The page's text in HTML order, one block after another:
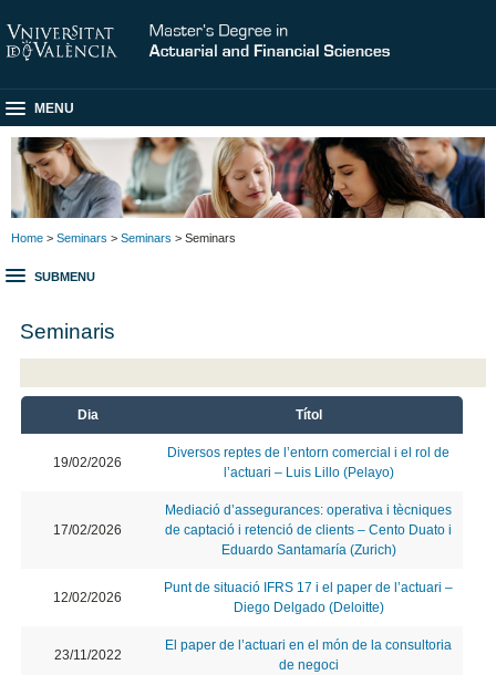
MENU
Home > Seminars > Seminars > Seminars
SUBMENU
Seminaris
Dia Títol
19/02/2026
Diversos reptes de l’entorn comercial i el rol de
l’actuari – Luis Lillo (Pelayo)
17/02/2026
Mediació d’assegurances: operativa i tècniques
de captació i retenció de clients – Cento Duato i
Eduardo Santamaría (Zurich)
12/02/2026
Punt de situació IFRS 17 i el paper de l’actuari –
Diego Delgado (Deloitte)
23/11/2022
El paper de l’actuari en el món de la consultoria
de negoci